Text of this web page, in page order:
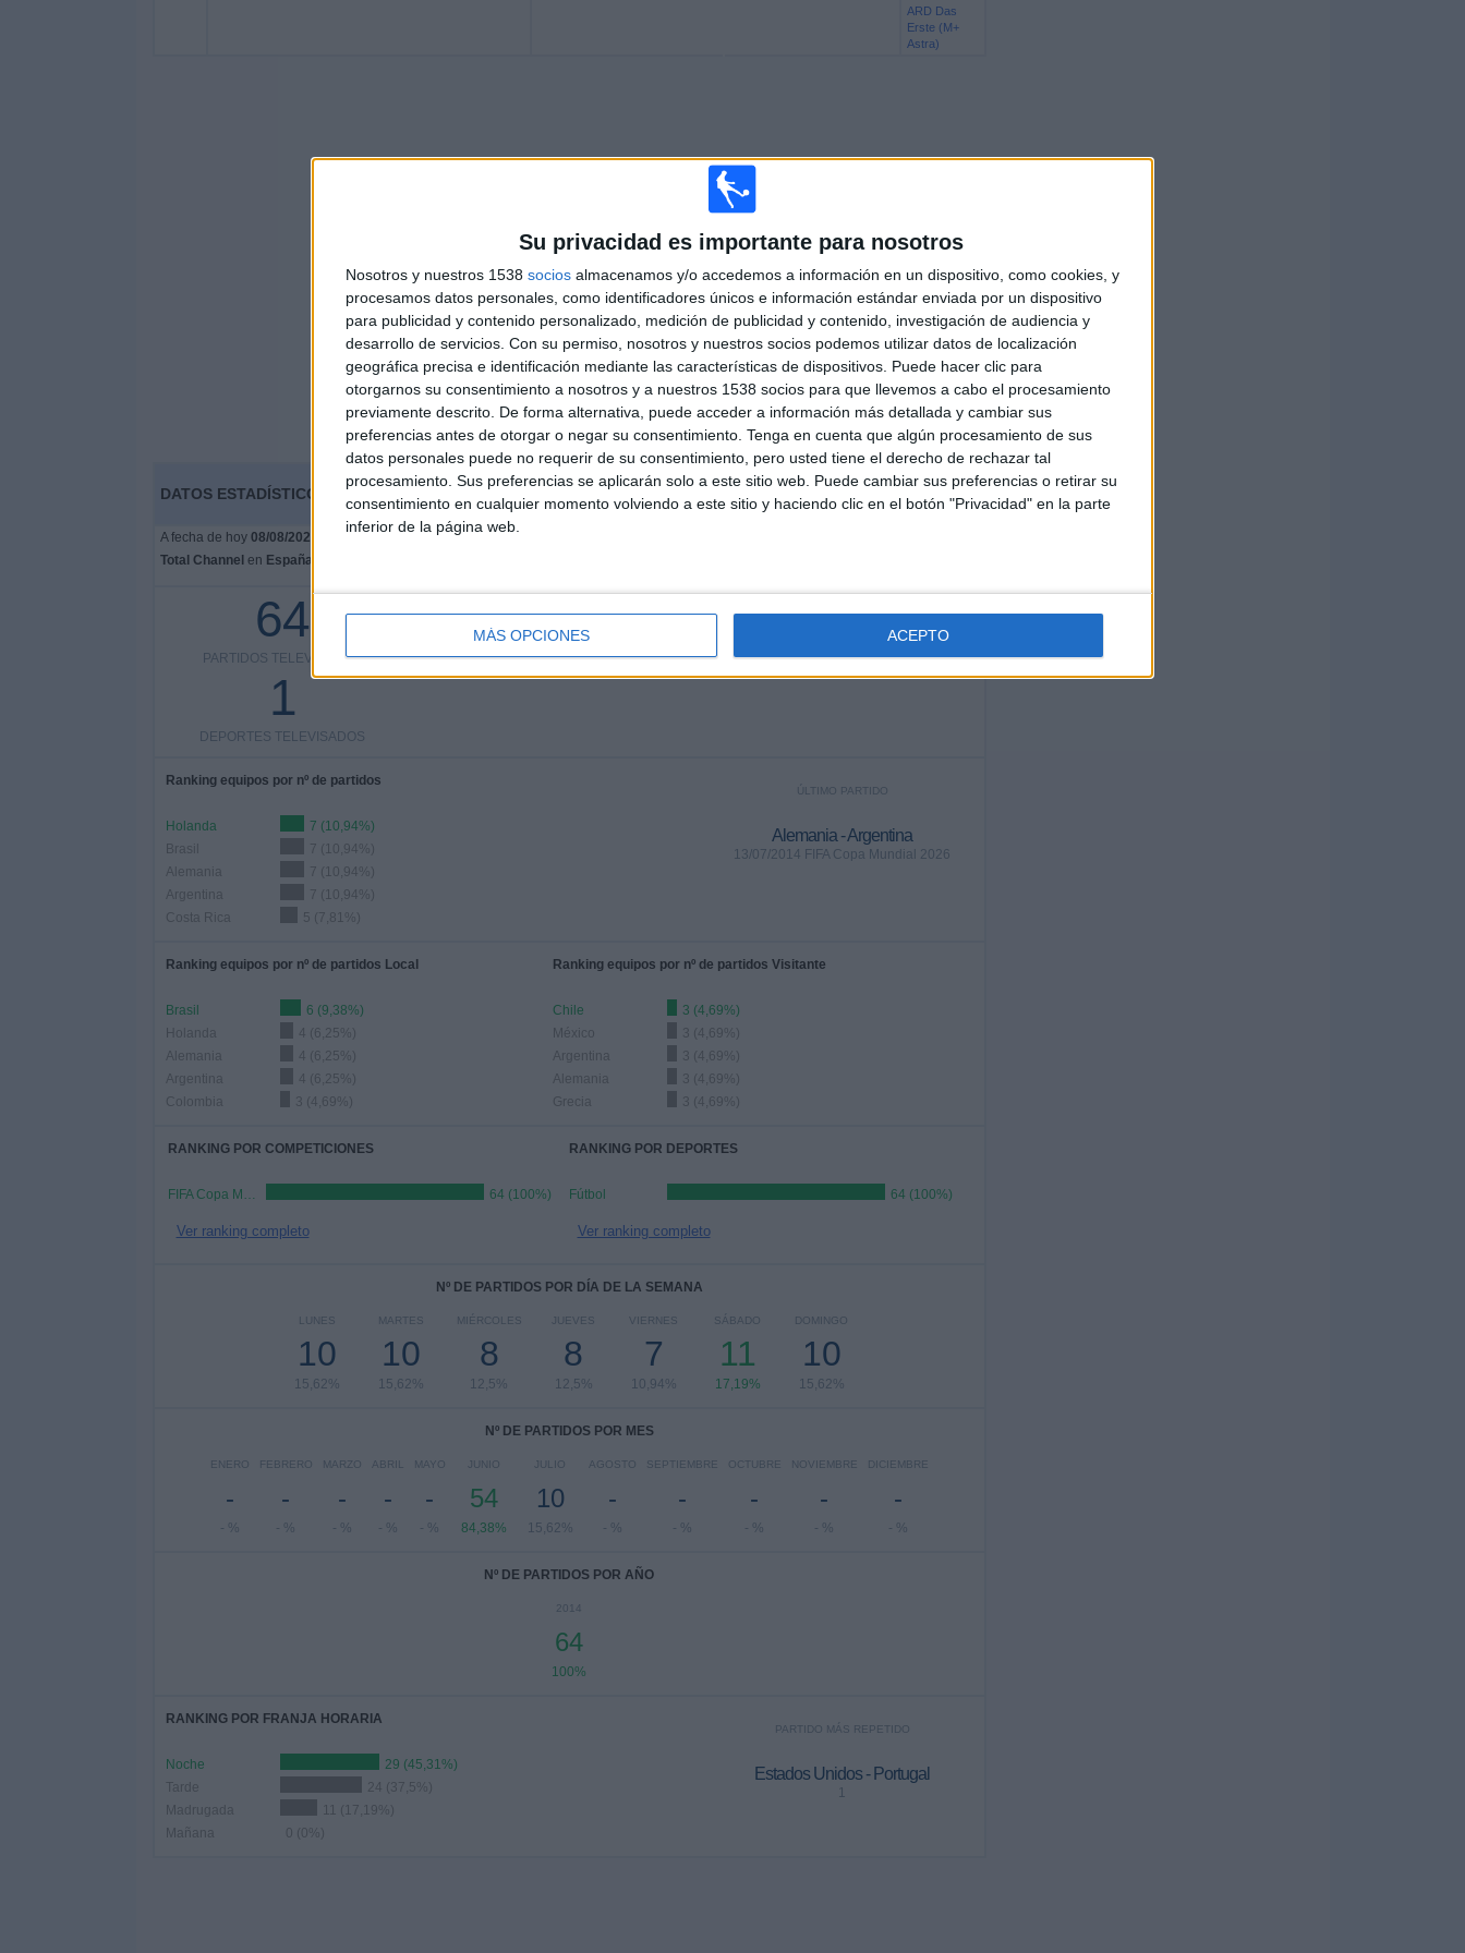
Su privacidad es importante para nosotros
Nosotros y nuestros 1538 socios almacenamos y/o accedemos a información en un dispositivo, como cookies, y
procesamos datos personales, como identificadores únicos e información estándar enviada por un dispositivo
para publicidad y contenido personalizado, medición de publicidad y contenido, investigación de audiencia y
desarrollo de servicios. Con su permiso, nosotros y nuestros socios podemos utilizar datos de localización
geográfica precisa e identificación mediante las características de dispositivos. Puede hacer clic para
otorgarnos su consentimiento a nosotros y a nuestros 1538 socios para que llevemos a cabo el procesamiento
previamente descrito. De forma alternativa, puede acceder a información más detallada y cambiar sus
preferencias antes de otorgar o negar su consentimiento. Tenga en cuenta que algún procesamiento de sus
datos personales puede no requerir de su consentimiento, pero usted tiene el derecho de rechazar tal
procesamiento. Sus preferencias se aplicarán solo a este sitio web. Puede cambiar sus preferencias o retirar su
consentimiento en cualquier momento volviendo a este sitio y haciendo clic en el botón "Privacidad" en la parte
inferior de la página web.
MÁS OPCIONES ACEPTO
ARD Das
Erste (M+
Astra)
DATOS ESTADÍSTICOS DE FÚTBOL DEL CANAL TOTAL CHANNEL EN ESPAÑA
A fecha de hoy 08/08/2026
y desde que esta web recoge los datos estadísticos de cuándo y dónde se televisan los partidos del canal
Total Channel en España
64
PARTIDOS TELEVISADOS
1
COMPETICIONES TELEVISADAS
32
EQUIPOS TELEVISADOS
1
DEPORTES TELEVISADOS
Ranking equipos por nº de partidos
Holanda
7 (10,94%)
Brasil
7 (10,94%)
Alemania
7 (10,94%)
Argentina
7 (10,94%)
Costa Rica
5 (7,81%)
ÚLTIMO PARTIDO
Alemania - Argentina
13/07/2014 FIFA Copa Mundial 2026
Ranking equipos por nº de partidos Local
Brasil
6 (9,38%)
Holanda
4 (6,25%)
Alemania
4 (6,25%)
Argentina
4 (6,25%)
Colombia
3 (4,69%)
Ranking equipos por nº de partidos Visitante
Chile
3 (4,69%)
México
3 (4,69%)
Argentina
3 (4,69%)
Alemania
3 (4,69%)
Grecia
3 (4,69%)
RANKING POR COMPETICIONES
FIFA Copa Mundial 2026 64 (100%)
Ver ranking completo
RANKING POR DEPORTES
Fútbol 64 (100%)
Ver ranking completo
Nº DE PARTIDOS POR DÍA DE LA SEMANA
LUNES
10
15,62%
MARTES
10
15,62%
MIÉRCOLES
8
12,5%
JUEVES
8
12,5%
VIERNES
7
10,94%
SÁBADO
11
17,19%
DOMINGO
10
15,62%
Nº DE PARTIDOS POR MES
ENERO
-
- %
FEBRERO
-
- %
MARZO
-
- %
ABRIL
-
- %
MAYO
-
- %
JUNIO
54
84,38%
JULIO
10
15,62%
AGOSTO
-
- %
SEPTIEMBRE
-
- %
OCTUBRE
-
- %
NOVIEMBRE
-
- %
DICIEMBRE
-
- %
Nº DE PARTIDOS POR AÑO
2014
64
100%
RANKING POR FRANJA HORARIA
Noche
29 (45,31%)
Tarde
24 (37,5%)
Madrugada
11 (17,19%)
Mañana
0 (0%)
PARTIDO MÁS REPETIDO
Estados Unidos - Portugal
1